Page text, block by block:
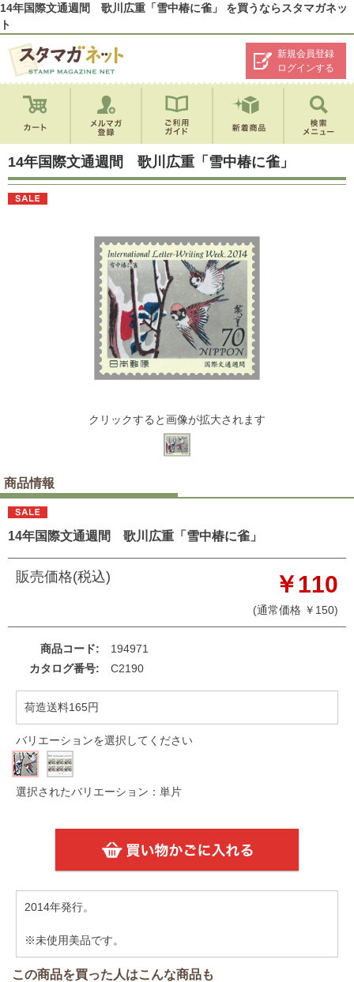
14年国際文通週間 歌川広重「雪中椿に雀」 を買うならスタマガネッ
ト
新規会員登録
ログインする
14年国際文通週間 歌川広重「雪中椿に雀」
クリックすると画像が拡大されます
商品情報
14年国際文通週間 歌川広重「雪中椿に雀」
販売価格(税込) ￥110
(通常価格 ￥150)
商品コード
194971
カタログ番号
C2190
荷造送料165円
バリエーションを選択してください
選択されたバリエーション：単片
2014年発行。
※未使用美品です。
この商品を買った人はこんな商品も